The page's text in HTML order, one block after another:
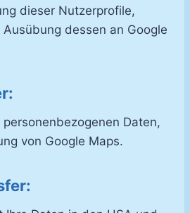
dieser Nutzerprofile,
dessen an Google
Daten,
von Google Maps.